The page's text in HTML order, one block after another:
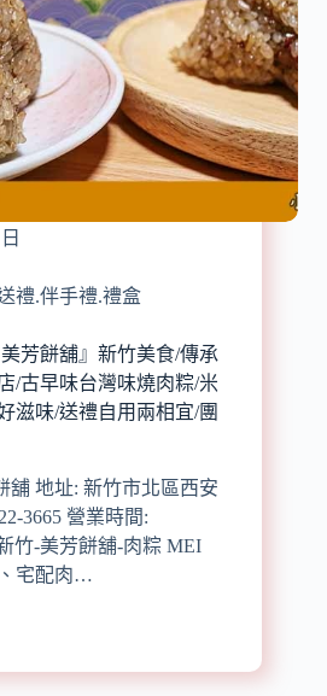
禮.伴手禮.禮盒
芳餅舖』新竹美食/傳承
/古早味台灣味燒肉粽/米
滋味/送禮自用兩相宜/團
舖 地址: 新竹市北區西安
3665 營業時間:
竹-美芳餅舖-肉粽 MEI
宅配肉…